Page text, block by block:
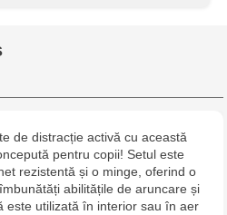
6
Cel Bun, 5
de distracție activă cu această
pentru copii! Setul este
rezistentă și o minge, oferind o
abilitățile de aruncare și
este utilizată în interior sau în aer